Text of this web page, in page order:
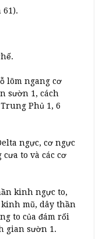
61).
lõm ngang cơ
sườn 1, cách
Phủ 1, 6
ngực, cơ ngực
to và các cơ
kinh ngực to,
mũ, dây thần
to của đám rối
gian sườn 1.